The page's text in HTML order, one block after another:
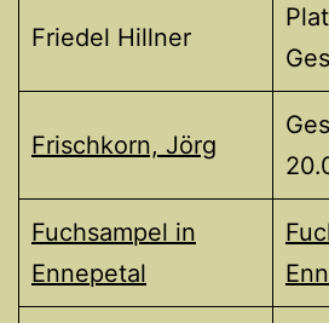
Friedel Hillner
Frischkorn, Jörg
Fuchsampel in
Ennepetal